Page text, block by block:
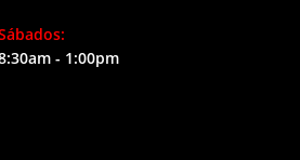
- 1:00pm